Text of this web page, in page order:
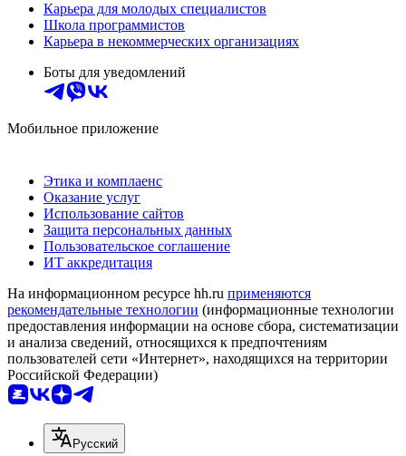
Карьера для молодых специалистов
Школа программистов
Карьера в некоммерческих организациях
Боты для уведомлений
Мобильное приложение
Этика и комплаенс
Оказание услуг
Использование сайтов
Защита персональных данных
Пользовательское соглашение
ИТ аккредитация
На информационном ресурсе hh.ru применяются
рекомендательные технологии (информационные технологии
предоставления информации на основе сбора, систематизации
и анализа сведений, относящихся к предпочтениям
пользователей сети «Интернет», находящихся на территории
Российской Федерации)
Русский